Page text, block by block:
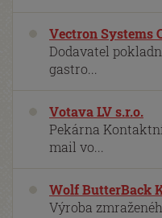
Vectron Systems
Dodavatel
gastro...
Votava LV s.r.o.
Pekárna
mail vo...
Wolf ButterBack
Výroba